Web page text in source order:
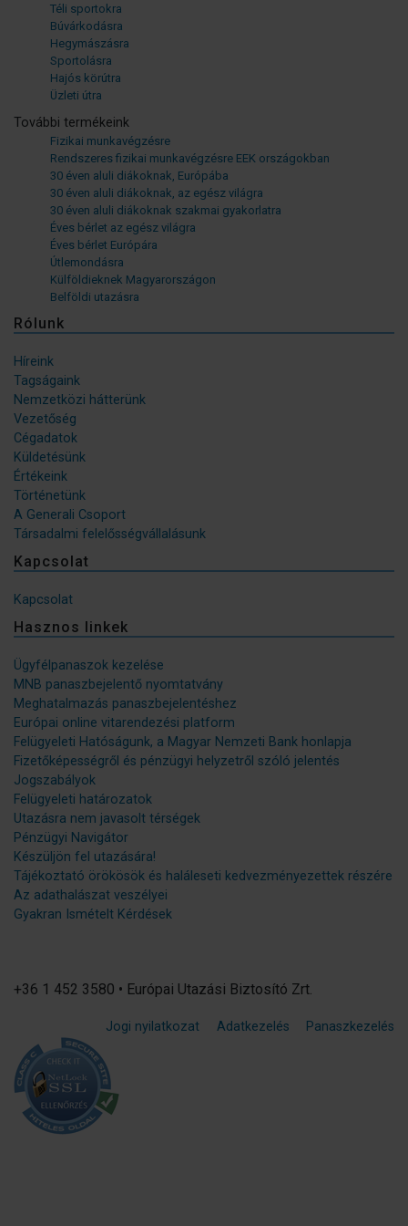
Téli sportokra
Búvárkodásra
Hegymászásra
Sportolásra
Hajós körútra
Üzleti útra
További termékeink
Fizikai munkavégzésre
Rendszeres fizikai munkavégzésre EEK országokban
30 éven aluli diákoknak, Európába
30 éven aluli diákoknak, az egész világra
30 éven aluli diákoknak szakmai gyakorlatra
Éves bérlet az egész világra
Éves bérlet Európára
Útlemondásra
Külföldieknek Magyarországon
Belföldi utazásra
Rólunk
Híreink
Tagságaink
Nemzetközi hátterünk
Vezetőség
Cégadatok
Küldetésünk
Értékeink
Történetünk
A Generali Csoport
Társadalmi felelősségvállalásunk
Kapcsolat
Kapcsolat
Hasznos linkek
Ügyfélpanaszok kezelése
MNB panaszbejelentő nyomtatvány
Meghatalmazás panaszbejelentéshez
Európai online vitarendezési platform
Felügyeleti Hatóságunk, a Magyar Nemzeti Bank honlapja
Fizetőképességről és pénzügyi helyzetről szóló jelentés
Jogszabályok
Felügyeleti határozatok
Utazásra nem javasolt térségek
Pénzügyi Navigátor
Készüljön fel utazására!
Tájékoztató örökösök és haláleseti kedvezményezettek részére
Az adathalászat veszélyei
Gyakran Ismételt Kérdések
+36 1 452 3580 • Európai Utazási Biztosító Zrt.
Jogi nyilatkozat Adatkezelés Panaszkezelés